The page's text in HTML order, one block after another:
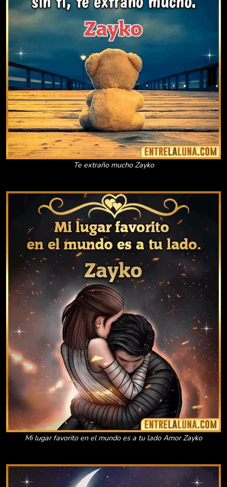
Te extraño mucho Zayko
Mi lugar favorito en el mundo es a tu lado Amor Zayko